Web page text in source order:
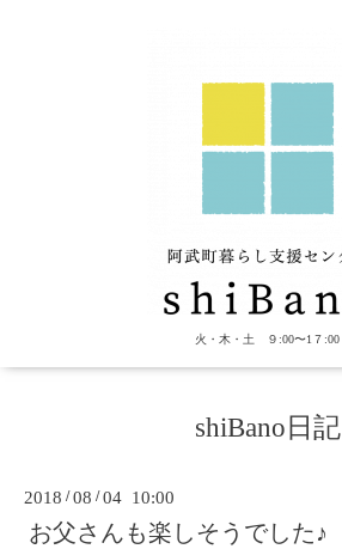
火・木・土 ９:00〜1７:00
shiBano日記
2018 /08 /04 10:00
お父さんも楽しそうでした♪